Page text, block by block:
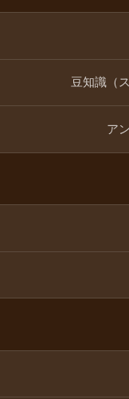
豆知識（
ア